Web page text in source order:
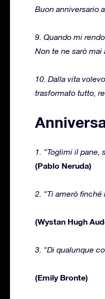
Buon anniversario
9. Quando mi
Non te ne sarò mai
10. Dalla vita
trasformato tutto,
1. “Toglimi il pane,
(Pablo Neruda)
2. “Ti amerò
(Wystan Hugh
3. “Di qualunque
(Emily Bronte)